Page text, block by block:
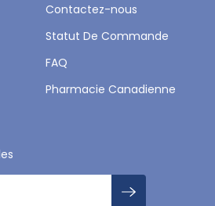
Contactez-nous
Statut De Commande
FAQ
Pharmacie Canadienne